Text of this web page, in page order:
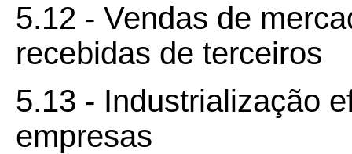
5.12 - Vendas de
recebidas de terceiros
5.13 - Industrialização
empresas